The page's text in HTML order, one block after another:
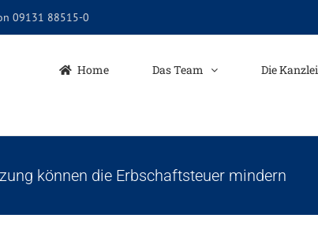
09131 88515-0
Home Das Team Die Kanzlei
können die Erbschaftsteuer mindern